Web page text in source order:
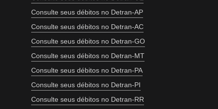
Consulte seus débitos no Detran-AP
Consulte seus débitos no Detran-AC
Consulte seus débitos no Detran-GO
Consulte seus débitos no Detran-MT
Consulte seus débitos no Detran-PA
Consulte seus débitos no Detran-PI
Consulte seus débitos no Detran-RR